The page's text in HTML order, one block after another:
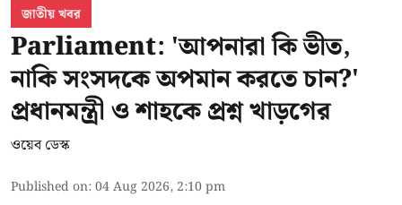
জাতীয় খবর
Parliament: 'আপনারা কি ভীত,
নাকি সংসদকে অপমান করতে চান?'
প্রধানমন্ত্রী ও শাহকে প্রশ্ন খাড়গের
ওয়েব ডেস্ক
Published on:04 Aug 2026, 2:10 pm